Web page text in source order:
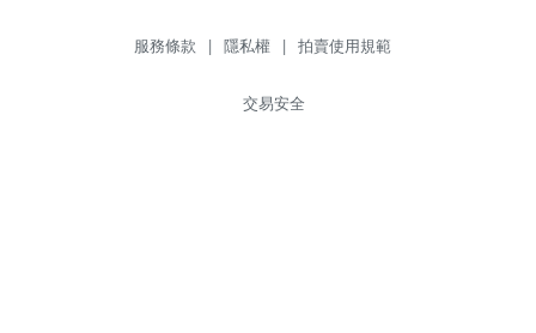
服務條款 | 隱私權 | 拍賣使用規範
交易安全